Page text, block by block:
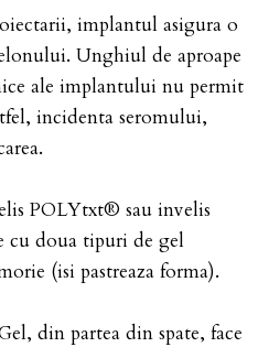
implantul asigura o
Unghiul de aproape
ale implantului nu permit
incidenta seromului,
POLYtxt® sau invelis
doua tipuri de gel
(isi pastreaza forma).
din partea din spate, face